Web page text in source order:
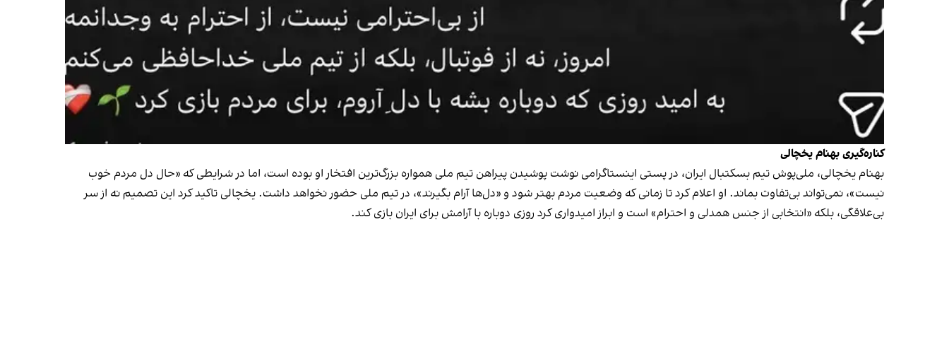
کناره‌گیری بهنام یخچالی
بهنام یخچالی، ملی‌پوش تیم بسکتبال ایران، در پستی اینستاگرامی نوشت پوشیدن پیراهن تیم ملی همواره بزرگ‌ترین افتخار او بوده است، اما در شرایطی که «حال دل مردم خوب
نیست»، نمی‌تواند بی‌تفاوت بماند. او اعلام کرد تا زمانی که وضعیت مردم بهتر شود و «دل‌ها آرام بگیرند»، در تیم ملی حضور نخواهد داشت. یخچالی تاکید کرد این تصمیم نه از سر
بی‌علاقگی، بلکه «انتخابی از جنس همدلی و احترام» است و ابراز امیدواری کرد روزی دوباره با آرامش برای ایران بازی کند.